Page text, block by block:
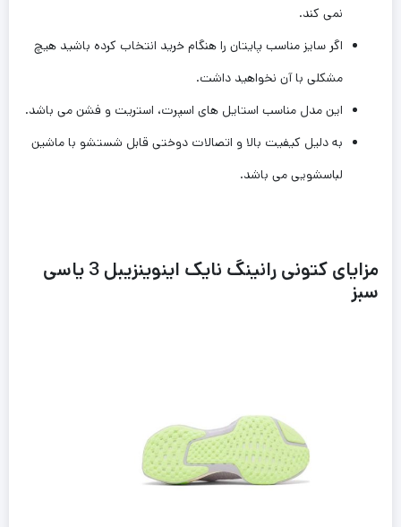
نمی کند.
اگر سایز مناسب پایتان را هنگام ‌خرید انتخاب کرده باشید هیچ
‌مشکلی با آن نخواهید داشت.
این مدل مناسب استایل های اسپرت، استریت و فشن می باشد.
به دلیل کیفیت بالا و اتصالات دوختی قابل شستشو با ماشین
لباسشویی می باشد.
مزایای کتونی رانینگ نایک اینوینزیبل 3 یاسی
سبز